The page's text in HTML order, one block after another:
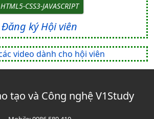
HTML5-CSS3-JAVASCRIPT
Đăng ký Hội viên
video dành cho hội viên
tạo và Công nghệ V1Study